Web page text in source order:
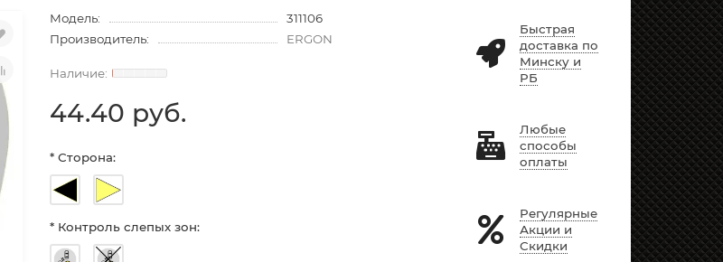
Модель:
311106
Производитель:
ERGON
44.40 руб.
* Сторона:
* Контроль слепых зон:
Быстрая
доставка по
Минску и
РБ
Любые
способы
оплаты
Регулярные
Акции и
Скидки